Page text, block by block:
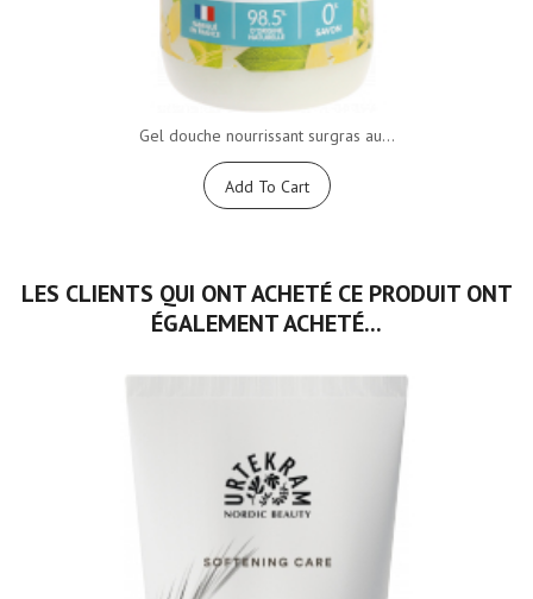
Gel douche nourrissant surgras au...
Add To Cart
LES CLIENTS QUI ONT ACHETÉ CE PRODUIT ONT
ÉGALEMENT ACHETÉ...